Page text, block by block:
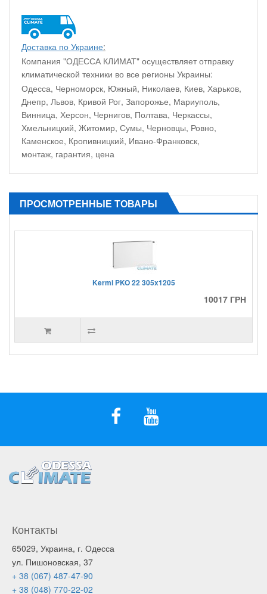
Доставка по Украине:
Компания "ОДЕССА КЛИМАТ" осуществляет отправку
климатической техники во все регионы Украины:
Одесса, Черноморск, Южный, Николаев, Киев, Харьков,
Днепр, Львов, Кривой Рог, Запорожье, Мариуполь,
Винница, Херсон, Чернигов, Полтава, Черкассы,
Хмельницкий, Житомир, Сумы, Черновцы, Ровно,
Каменское, Кропивницкий, Ивано-Франковск,
монтаж, гарантия, цена
ПРОСМОТРЕННЫЕ ТОВАРЫ
Kermi PKO 22 305x1205
10017 ГРН
Контакты
65029, Украина, г. Одесса
ул. Пишоновская, 37
+ 38 (067) 487-47-90
+ 38 (048) 770-22-02